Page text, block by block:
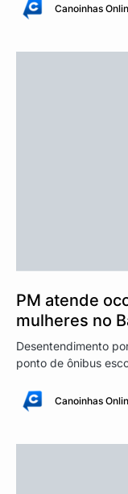
Canoinhas
PM atende
mulheres no
Desentendimento
ponto de ônibus
Canoinhas